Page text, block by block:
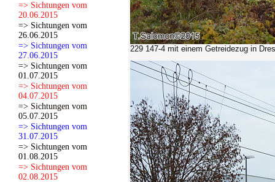
=> Sichtungen vom
20.06.2015
=> Sichtungen vom
26.06.2015
=> Sichtungen vom
27.06.2015
=> Sichtungen vom
01.07.2015
=> Sichtungen vom
04.07.2015
=> Sichtungen vom
05.07.2015
=> Sichtungen vom
31.07.2015
=> Sichtungen vom
01.08.2015
=> Sichtungen vom
02.08.2015
229 147-4 mit einem Getreidezug in